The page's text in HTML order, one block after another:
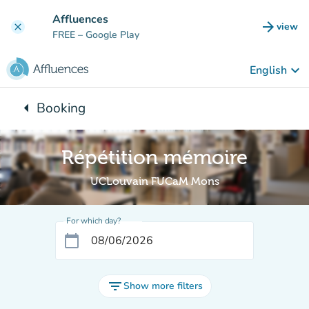
clear Affluences
FREE – Google Play arrow_forward view
(new
English keyboard_arrow_down
arrow_leftBack to:
Booking
Répétition mémoire
UCLouvain FUCaM Mons
For which day?
calendar_today
filter_listShow more filters